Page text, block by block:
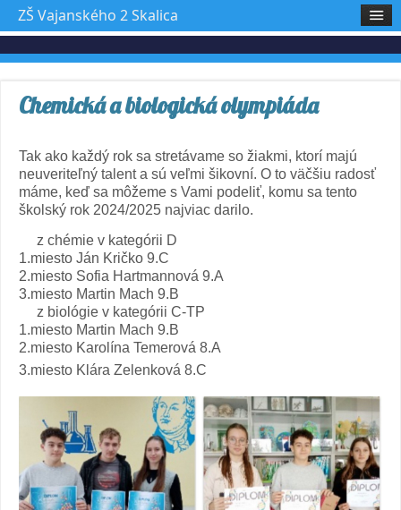
Chemická a biologická olympiáda
Tak ako každý rok sa stretávame so žiakmi, ktorí majú
neuveriteľný talent a sú veľmi šikovní. O to väčšiu radosť
máme, keď sa môžeme s Vami podeliť, komu sa tento
školský rok 2024/2025 najviac darilo.
z chémie v kategórii D
1.miesto Ján Kričko 9.C
2.miesto Sofia Hartmannová 9.A
3.miesto Martin Mach 9.B
z biológie v kategórii C-TP
1.miesto Martin Mach 9.B
2.miesto Karolína Temerová 8.A
3.miesto Klára Zelenková 8.C
ZŠ Vajanského 2 Skalica